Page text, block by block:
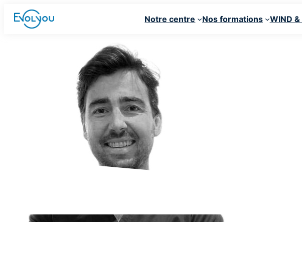
Au cœur de votre pratique
Notre centre Nos formations WIND &
Spécialisé en implantologie dentaire,